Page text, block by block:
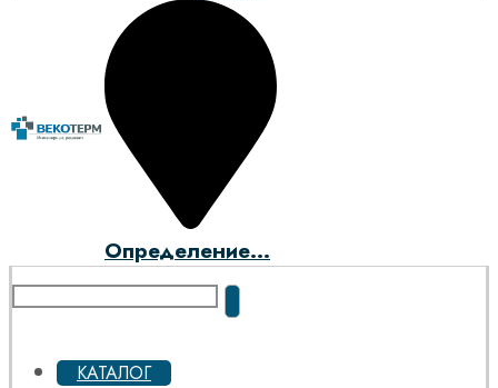
Определение...
КАТАЛОГ